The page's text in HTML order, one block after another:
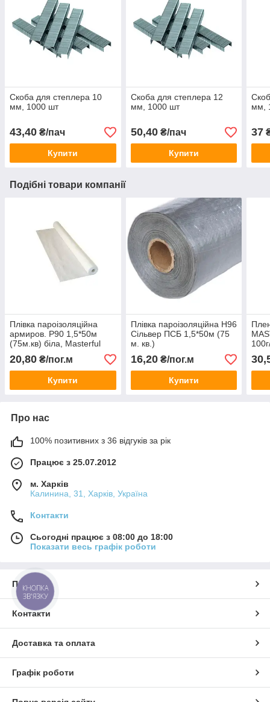
Скоба для степлера 10
мм, 1000 шт
43,40 ₴/пач
Купити
Скоба для степлера 12
мм, 1000 шт
50,40₴/пач
Купити
мм,
37
Подібні товари компанії
Плівка пароізоляційна
армиров. Р90 1,5*50м
(75м.кв) біла, Masterful
20,80 ₴/пог.м
Купити
Плівка пароізоляційна H96
Сільвер ПСБ 1,5*50м (75
м. кв.)
16,20₴/пог.м
Купити
Про нас
100% позитивних з 36 відгуків за рік
Працює з 25.07.2012
м. Харків
Калинина, 31, Харків, Україна
Контакти
Сьогодні працює з 08:00 до 18:00
Показати весь графік роботи
Про нас
Контакти
Доставка та оплата
Графік роботи
КНОПКА
ЗВ'ЯЗКУ